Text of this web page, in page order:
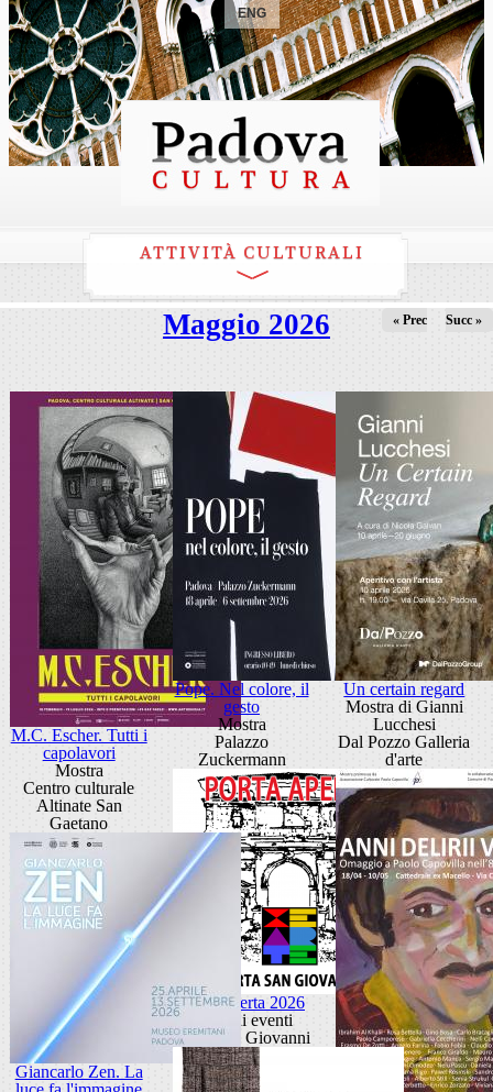
ENG
ATTIVITÀ CULTURALI
Maggio 2026 « Prec Succ »
M.C. Escher. Tutti i
capolavori
Mostra
Centro culturale
Altinate San
Gaetano
Pope. Nel colore, il
gesto
Mostra
Palazzo
Zuckermann
Un certain regard
Mostra di Gianni
Lucchesi
Dal Pozzo Galleria
d'arte
Porta Aperta 2026
Ciclo di eventi
Porta San Giovanni
Giancarlo Zen. La